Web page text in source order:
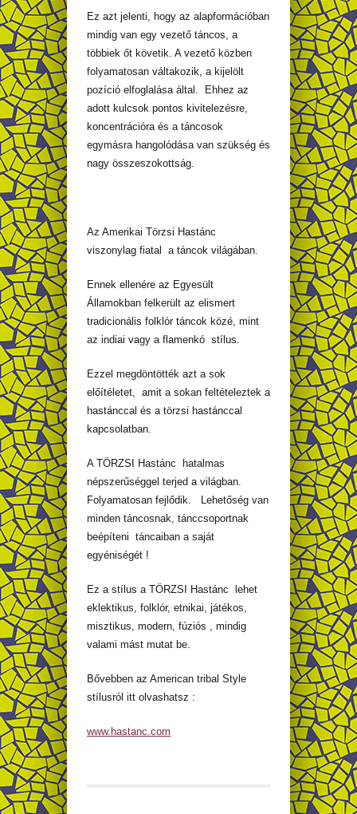
Ez azt jelenti, hogy az alapformációban
mindig van egy vezető táncos, a
többiek őt követik. A vezető közben
folyamatosan váltakozik, a kijelölt
pozíció elfoglalása által. Ehhez az
adott kulcsok pontos kivitelezésre,
koncentrációra és a táncosok
egymásra hangolódása van szükség és
nagy összeszokottság.
Az Amerikai Törzsi Hastánc
viszonylag fiatal a táncok világában.
Ennek ellenére az Egyesült
Államokban felkerült az elismert
tradicionális folklór táncok közé, mint
az indiai vagy a flamenkó stílus.
Ezzel megdöntötték azt a sok
előítéletet, amit a sokan feltételeztek a
hastánccal és a törzsi hastánccal
kapcsolatban.
A TÖRZSI Hastánc hatalmas
népszerűséggel terjed a világban.
Folyamatosan fejlődik. Lehetőség van
minden táncosnak, tánccsoportnak
beépíteni táncaiban a saját
egyéniségét !
Ez a stílus a TÖRZSI Hastánc lehet
eklektikus, folklór, etnikai, játékos,
misztikus, modern, fúziós , mindig
valami mást mutat be.
Bővebben az American tribal Style
stílusról itt olvashatsz :
www.hastanc.com